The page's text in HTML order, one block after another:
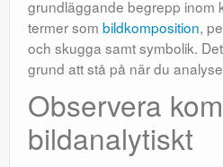
grundläggande begrepp inom
termer som bildkomposition,
och skugga samt symbolik.
grund att stå på när du
Observera
bildanalytiskt